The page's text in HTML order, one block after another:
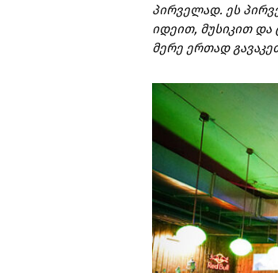
პირველად. ეს
იდეით, მუსიკით და
მერე ერთად